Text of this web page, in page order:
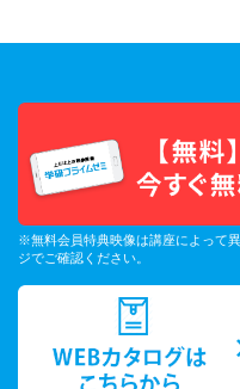
※無料会員特典映像は講座によって
ジでご確認ください。